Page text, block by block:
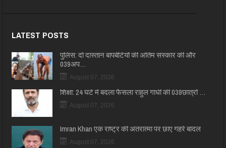
LATEST POSTS
पुलिस: दो दास्तान बापबेटियों की अंतिम संस्कार की और
039अप…
August 07, 2026
शिक्षा: 24 घंटे में बदला फैसला राहुल गांधी की 039छात्रों …
August 07, 2026
Imran Khan एक राष्ट्र की अंतरात्मा पर छाए गहरे बादल
August 07, 2026